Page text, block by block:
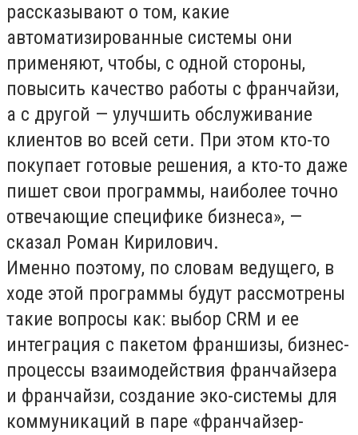
рассказывают о том, какие
автоматизированные системы они
применяют, чтобы, с одной стороны,
повысить качество работы с франчайзи,
а с другой — улучшить обслуживание
клиентов во всей сети. При этом кто-то
покупает готовые решения, а кто-то даже
пишет свои программы, наиболее точно
отвечающие специфике бизнеса», —
сказал Роман Кирилович.
Именно поэтому, по словам ведущего, в
ходе этой программы будут рассмотрены
такие вопросы как: выбор CRM и ее
интеграция с пакетом франшизы, бизнес-
процессы взаимодействия франчайзера
и франчайзи, создание эко-системы для
коммуникаций в паре «франчайзер-